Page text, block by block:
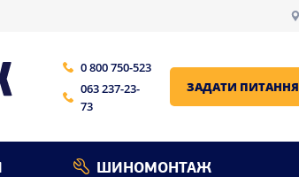
0 800 750-523
063 237-23-
73
ЗАДАТИ ПИТАННЯ
ШИНОМОНТАЖ